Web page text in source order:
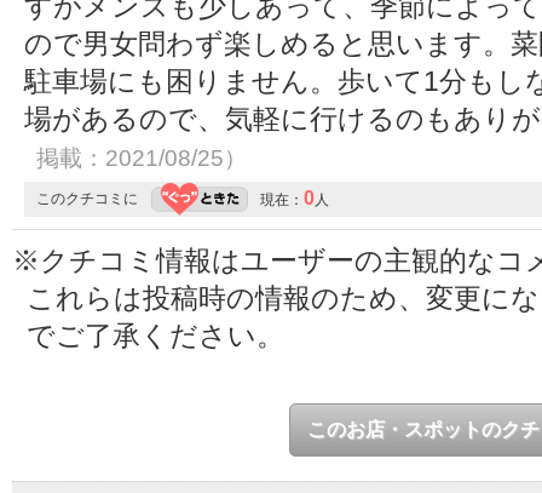
ので男女問わず楽しめると思います。
駐車場にも困りません。歩いて1分もし
場があるので、気軽に行けるのもあり
掲載：2021/08/25）
このクチコミに 現在： 0 人
※クチコミ情報はユーザーの主観的なコ
これらは投稿時の情報のため、変更に
でご了承ください。
このお店・スポットのク